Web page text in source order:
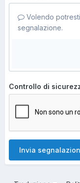
Volendo
segnalazione.
Controllo di
Invia